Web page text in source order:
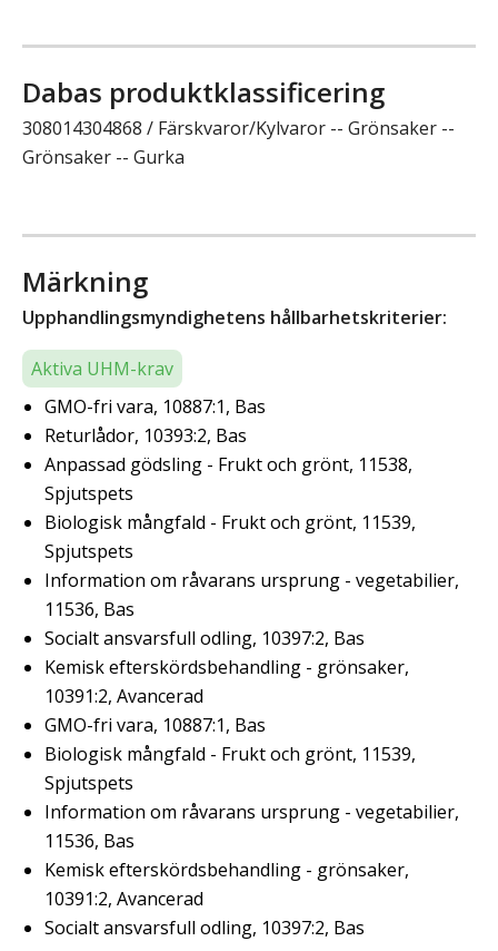
Dabas produktklassificering
308014304868 / Färskvaror/Kylvaror -- Grönsaker --
Grönsaker -- Gurka
Märkning
Upphandlingsmyndighetens hållbarhetskriterier:
Aktiva UHM-krav
GMO-fri vara, 10887:1, Bas
Returlådor, 10393:2, Bas
Anpassad gödsling - Frukt och grönt, 11538,
Spjutspets
Biologisk mångfald - Frukt och grönt, 11539,
Spjutspets
Information om råvarans ursprung - vegetabilier,
11536, Bas
Socialt ansvarsfull odling, 10397:2, Bas
Kemisk efterskördsbehandling - grönsaker,
10391:2, Avancerad
GMO-fri vara, 10887:1, Bas
Biologisk mångfald - Frukt och grönt, 11539,
Spjutspets
Information om råvarans ursprung - vegetabilier,
11536, Bas
Kemisk efterskördsbehandling - grönsaker,
10391:2, Avancerad
Socialt ansvarsfull odling, 10397:2, Bas